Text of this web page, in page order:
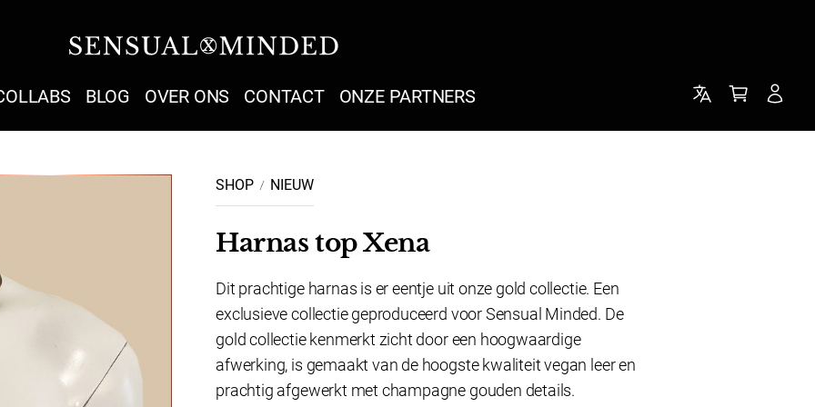
Sensual Minded
BLOG OVER ONS CONTACT ONZE PARTNERS
SHOP NIEUW
Harnas top Xena
Dit prachtige harnas is er eentje uit onze gold collectie. Een
exclusieve collectie geproduceerd voor Sensual Minded. De
gold collectie kenmerkt zicht door een hoogwaardige
afwerking, is gemaakt van de hoogste kwaliteit vegan leer en
prachtig afgewerkt met champagne gouden details.